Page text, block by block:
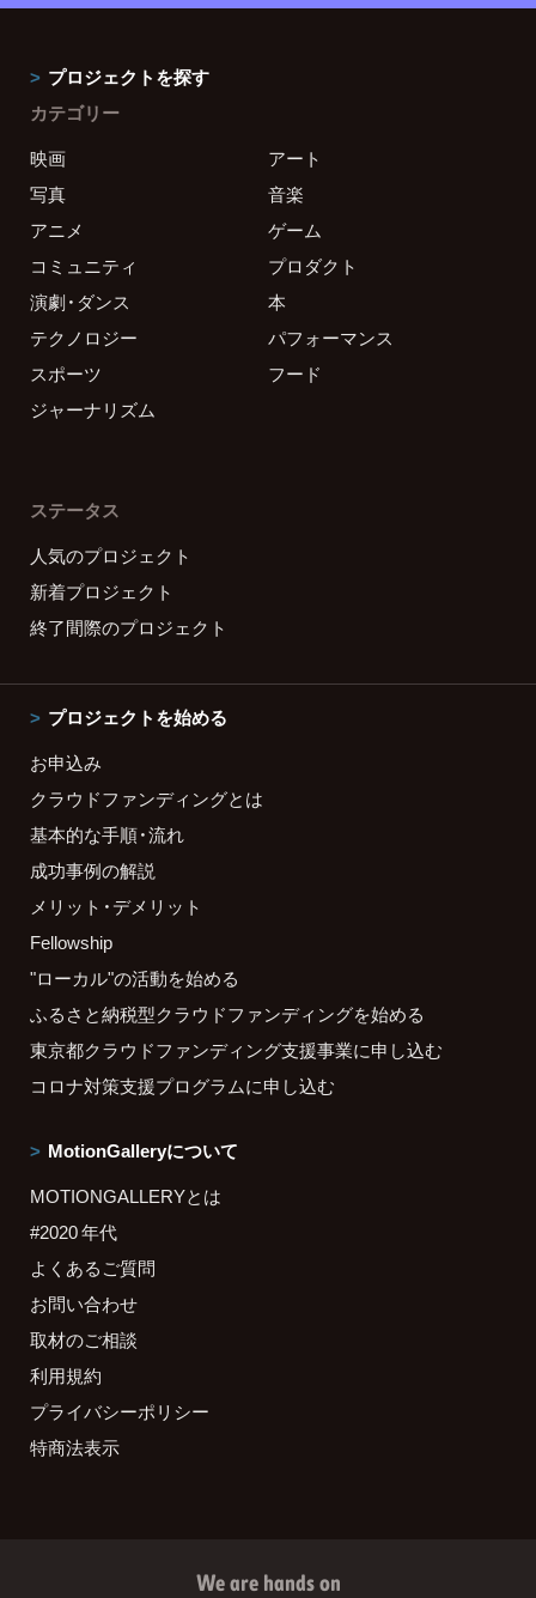
プロジェクトを探す
カテゴリー
映画
アート
写真
音楽
アニメ
ゲーム
コミュニティ
プロダクト
演劇・ダンス
本
テクノロジー
パフォーマンス
スポーツ
フード
ジャーナリズム
ステータス
人気のプロジェクト
新着プロジェクト
終了間際のプロジェクト
プロジェクトを始める
お申込み
クラウドファンディングとは
基本的な手順・流れ
成功事例の解説
メリット・デメリット
Fellowship
"ローカル"の活動を始める
ふるさと納税型クラウドファンディングを始める
東京都クラウドファンディング支援事業に申し込む
コロナ対策支援プログラムに申し込む
MotionGalleryについて
MOTIONGALLERYとは
#2020 年代
よくあるご質問
お問い合わせ
取材のご相談
利用規約
プライバシーポリシー
特商法表示
We are hands on